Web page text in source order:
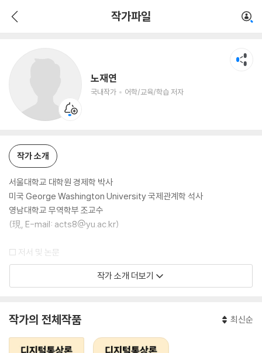
작가파일
노재연
국내작가 어학/교육/학습 저자
어학/교육/학습 저자
작가 소개
서울대학교 대학원 경제학 박사
미국 George Washington University 국제관계학 석사
영남대학교 무역학부 조교수
(現, E-mail: acts8@yu.ac.kr)
□ 저서 및 논문
The Effects of Digital Trade Policies on Digital Trade(2023)
중심으로(2021) 외
작가 소개 더보기
작가의 전체작품 최신순